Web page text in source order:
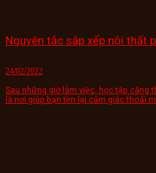
Nguyên tắc sắp xếp nội thất
24/02/2022
Sau những giờ làm việc, học tập căng
là nơi giúp bạn tìm lại cảm giác thoải